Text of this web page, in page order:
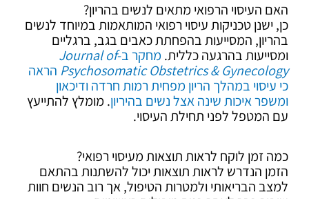
האם העיסוי הרפואי מתאים לנשים בהריון?
כן, ישנן טכניקות עיסוי רפואי המותאמות במיוחד לנשים
בהריון, המסייעות בהפחתת כאבים בגב, ברגליים
ומסייעות בהרגעה כללית. מחקר ב-Journal of
Psychosomatic Obstetrics & Gynecology הראה
כי עיסוי במהלך הריון מפחית רמות חרדה ודיכאון
ומשפר איכות שינה אצל נשים בהיריון. מומלץ להתייעץ
עם המטפל לפני תחילת העיסוי.
כמה זמן לוקח לראות תוצאות מעיסוי רפואי?
הזמן הנדרש לראות תוצאות יכול להשתנות בהתאם
למצב הבריאותי ולמטרות הטיפול, אך רוב הנשים חוות